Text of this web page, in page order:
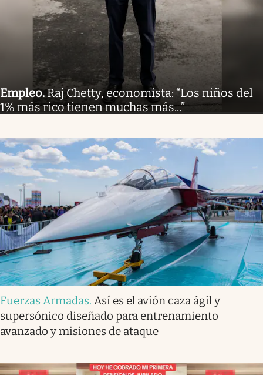
Empleo.Raj Chetty, economista: “Los niños del
1% más rico tienen muchas más...”
Fuerzas Armadas. Así es el avión caza ágil y
supersónico diseñado para entrenamiento
avanzado y misiones de ataque